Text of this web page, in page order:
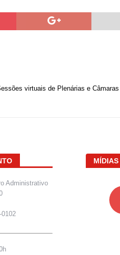
virtuais de Plenárias e
Administrativo